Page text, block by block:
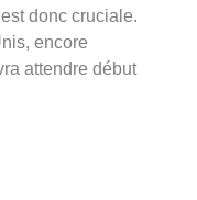
donc cruciale.
encore
attendre début